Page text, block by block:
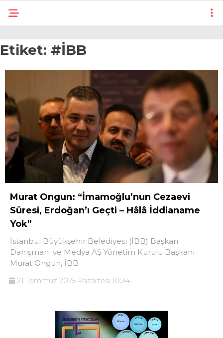
Etiket: #İBB
Murat Ongun: “İmamoğlu’nun Cezaevi
Süresi, Erdoğan’ı Geçti – Hâlâ İddianame
Yok”
İstanbul Büyükşehir Belediyesi (İBB) Başkan
Danışmanı ve Medya AŞ Yönetim Kurulu Başkanı
Murat Ongun, İBB
21 Temmuz 2025 Pazartesi 10:34